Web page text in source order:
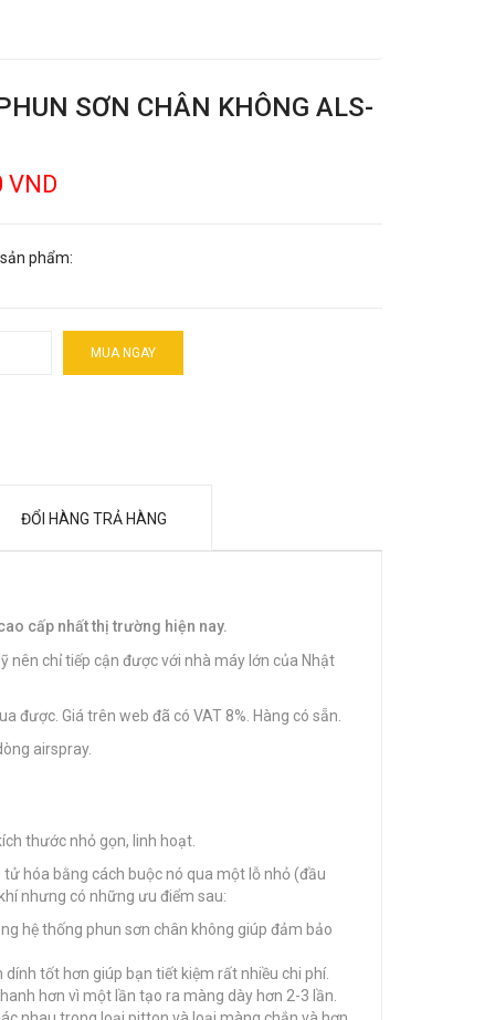
SƠN CHÂN KHÔNG ALS-
VND
phẩm:
MUA NGAY
ĐỔI HÀNG TRẢ HÀNG
cấp nhất thị trường hiện nay.
nên chỉ tiếp cận được với nhà máy lớn của Nhật
được. Giá trên web đã có VAT 8%. Hàng có sẵn.
airspray.
thước nhỏ gọn, linh hoạt.
hóa bằng cách buộc nó qua một lỗ nhỏ (đầu
nhưng có những ưu điểm sau:
hệ thống phun sơn chân không giúp đảm bảo
tốt hơn giúp bạn tiết kiệm rất nhiều chi phí.
hơn vì một lần tạo ra màng dày hơn 2-3 lần.